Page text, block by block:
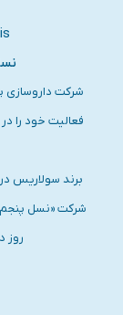
فعالیت خود را
شرکت «نسل پنجم
روز